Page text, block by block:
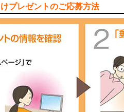
プレゼントのご応募方法